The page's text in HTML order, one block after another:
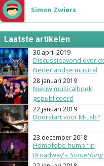
Simon Zwiers
Laatste artikelen
30 april 2019
Discussieavond over
Nederlandse musical
28 januari 2019
Nieuw musicalboek
gepubliceerd
22 januari 2019
Doorstart voor M-Lab?
23 december 2018
Homofobe humor in
Broadway's